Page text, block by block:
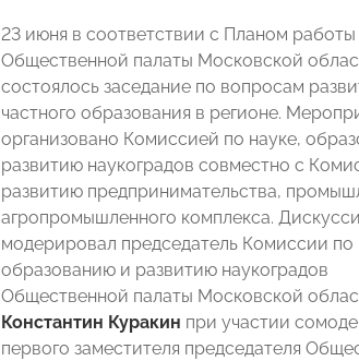
23 июня в соответствии с Планом работы
Общественной палаты Московской
состоялось заседание по вопросам
частного образования в регионе.
организовано Комиссией по науке,
развитию наукоградов совместно с
развитию предпринимательства,
агропромышленного комплекса.
модерировал председатель Комиссии по
образованию и развитию наукоградов
Общественной палаты Московской
Константин Куракин при участии
первого заместителя председателя